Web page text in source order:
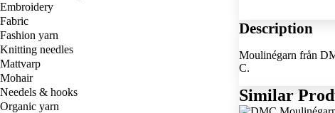
Embroidery
Fabric
Fashion yarn
Knitting needles
Mattvarp
Mohair
Needels & hooks
Organic yarn
Description
Moulinégarn från
C.
Similar